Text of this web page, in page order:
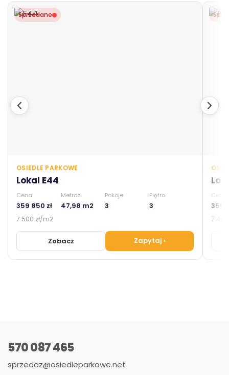
Sprzedane
OSIEDLE PARKOWE
Lokal E44
Cena Metraż Pokoje Piętro
359 850 zł 47,98 m2 3 3
7 500 zł/m2
Zobacz Zapytaj ›
Cena
355
7
570 087 465
sprzedaz@osiedleparkowe.net